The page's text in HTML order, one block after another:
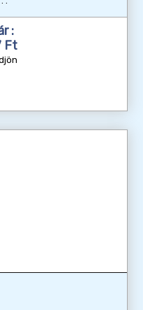
:
Ft